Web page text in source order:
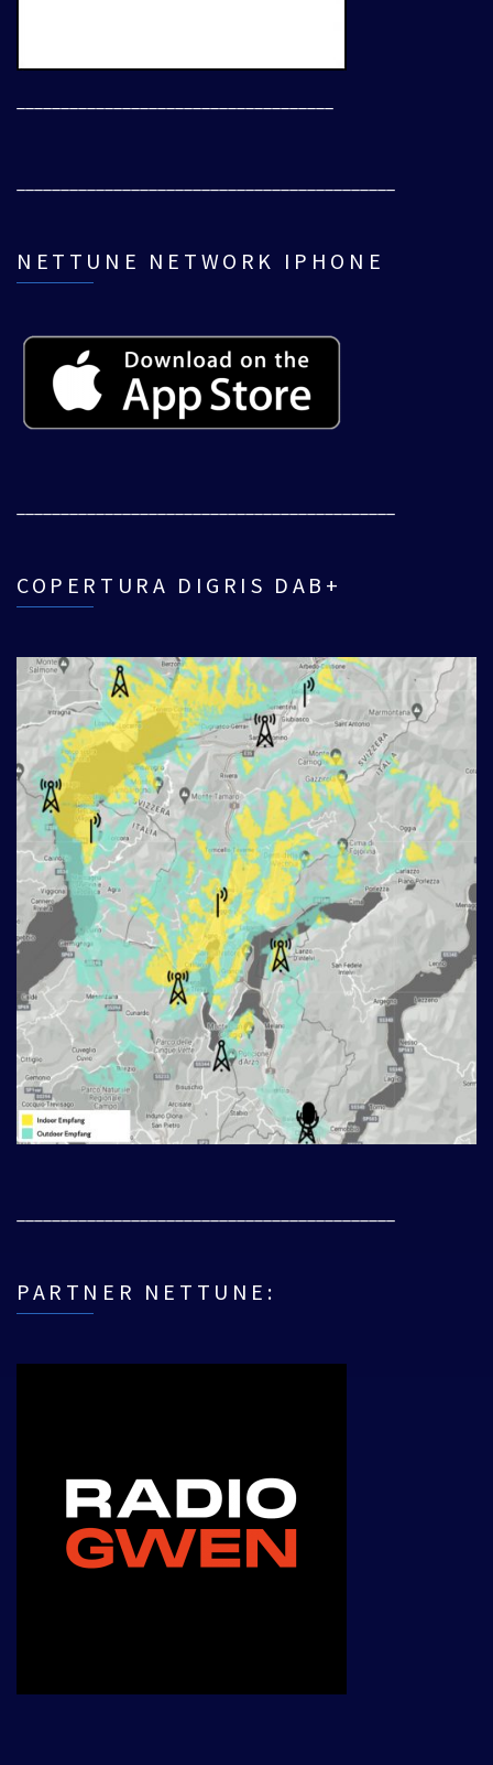
NETTUNE NETWORK IPHONE
COPERTURA DIGRIS DAB+
PARTNER NETTUNE: